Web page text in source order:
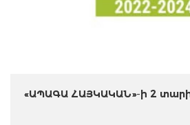
«ԱՊԱԳԱ ՀԱՅԿԱԿԱՆ»-ի 2